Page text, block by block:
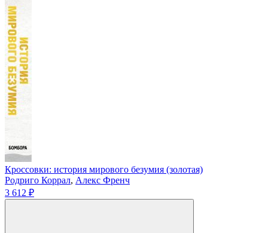
Кроссовки: история мирового безумия (золотая)
Родриго Коррал, Алекс Френч
3 612 ₽